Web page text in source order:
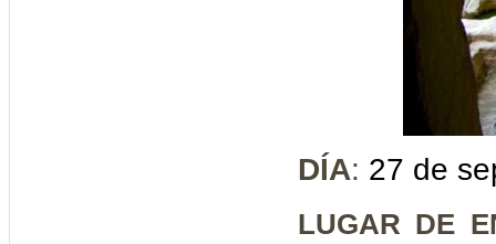
DÍA: 27 de
LUGAR DE